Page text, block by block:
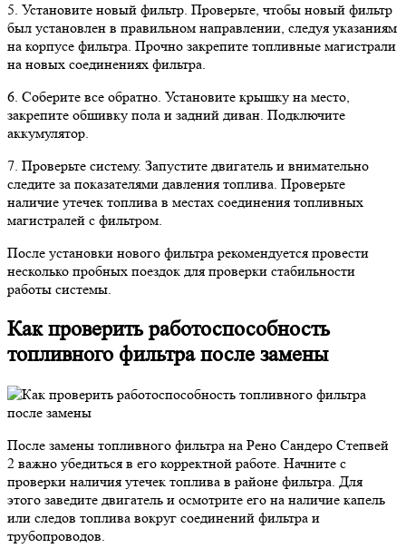
5. Установите новый фильтр. Проверьте, чтобы новый фильтр
был установлен в правильном направлении, следуя указаниям
на корпусе фильтра. Прочно закрепите топливные магистрали
на новых соединениях фильтра.
6. Соберите все обратно. Установите крышку на место,
закрепите обшивку пола и задний диван. Подключите
аккумулятор.
7. Проверьте систему. Запустите двигатель и внимательно
следите за показателями давления топлива. Проверьте
наличие утечек топлива в местах соединения топливных
магистралей с фильтром.
После установки нового фильтра рекомендуется провести
несколько пробных поездок для проверки стабильности
работы системы.
Как проверить работоспособность
топливного фильтра после замены
После замены топливного фильтра на Рено Сандеро Степвей
2 важно убедиться в его корректной работе. Начните с
проверки наличия утечек топлива в районе фильтра. Для
этого заведите двигатель и осмотрите его на наличие капель
или следов топлива вокруг соединений фильтра и
трубопроводов.